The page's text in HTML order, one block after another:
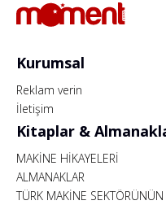
Kurumsal
Reklam verin
İletişim
Kitaplar &
MAKİNE HİKAYELERİ
ALMANAKLAR
TÜRK MAKİNE